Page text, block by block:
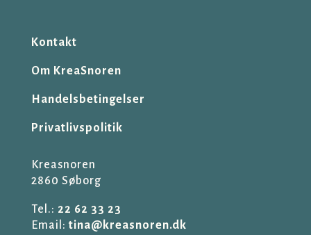
Kontakt
Om KreaSnoren
Handelsbetingelser
Privatlivspolitik
Kreasnoren
2860 Søborg
Tel.: 22 62 33 23
Email: tina@kreasnoren.dk